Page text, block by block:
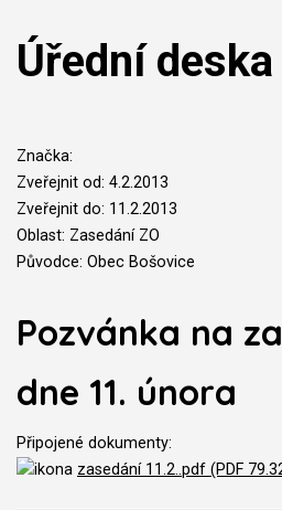
Úřední deska
Značka:
Zveřejnit od: 4.2.2013
Zveřejnit do: 11.2.2013
Oblast: Zasedání ZO
Původce: Obec Bošovice
Pozvánka na
dne 11. února
Připojené dokumenty:
zasedání 11.2..pdf (PDF